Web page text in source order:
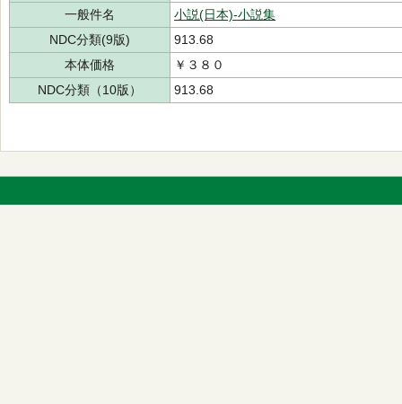
一般件名
小説(日本)-小説集
NDC分類(9版)
913.68
本体価格
￥３８０
NDC分類（10版）
913.68